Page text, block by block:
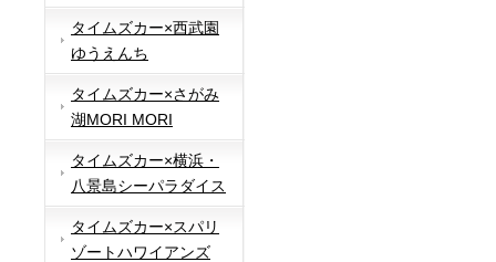
タイムズカー×西武園
ゆうえんち
タイムズカー×さがみ
湖MORI MORI
タイムズカー×横浜・
八景島シーパラダイス
タイムズカー×スパリ
ゾートハワイアンズ